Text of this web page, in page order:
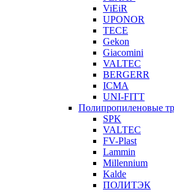
ViEiR
UPONOR
TECE
Gekon
Giacomini
VALTEC
BERGERR
ICMA
UNI-FITT
Полипропиленовые
SPK
VALTEC
FV-Plast
Lammin
Millennium
Kalde
ПОЛИТЭК